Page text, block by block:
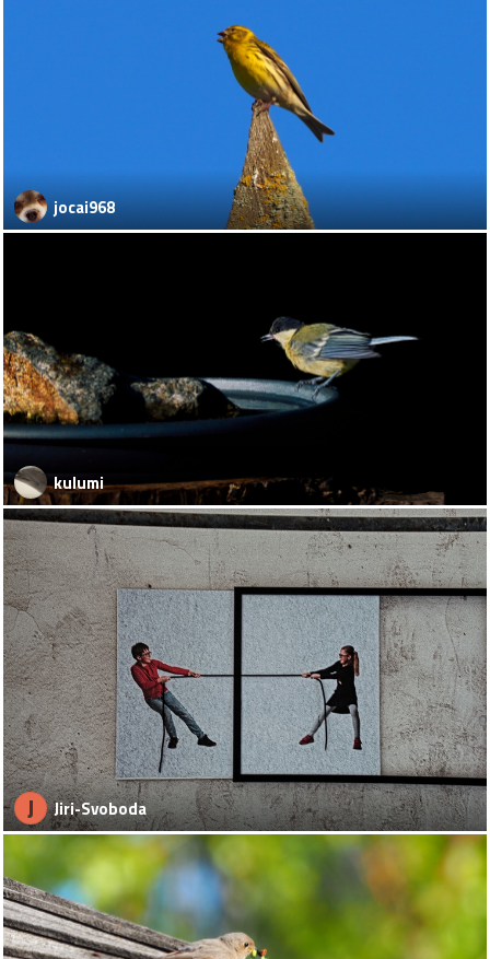
jocai968
kulumi
J Jiri-Svoboda